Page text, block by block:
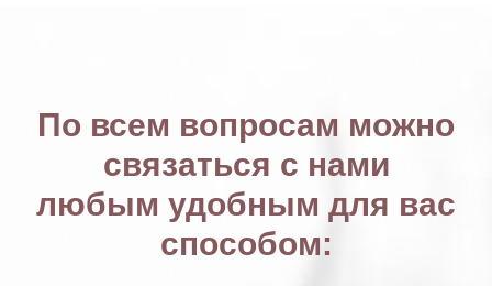
По всем вопросам можно
связаться с нами
любым удобным для вас
способом: